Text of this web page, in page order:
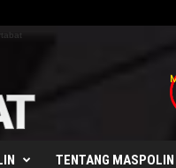
TENTANG MASPOLIN